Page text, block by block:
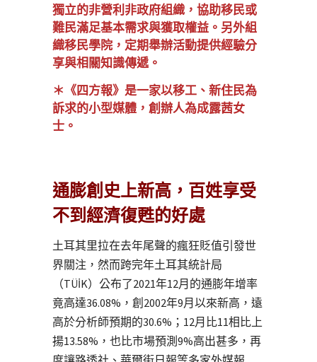
獨立的非營利非政府組織，協助移民或
難民滿足基本需求與獲取權益。另外組
織移民學院，定期舉辦活動提供經驗分
享與相關知識傳遞。
＊ 《四方報》 是一家以移工、新住民為
訴求的小型媒體，創辦人為成露茜女
士。
通膨創史上新高，百姓享受
不到經濟復甦的好處
土耳其里拉在去年尾聲的瘋狂貶值引發世
界關注，然而跨完年土耳其統計局
（TÜİK）公布了2021年12月的通膨年增率
竟高達36.08%，創2002年9月以來新高，遠
高於分析師預期的30.6%；12月比11相比上
揚13.58%，也比市場預測9%高出甚多，再